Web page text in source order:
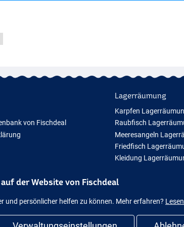
von Fischdeal
Lagerräumung
Karpfen
Raubfisch
Meeresangeln
Friedfisch
Kleidung
der Website von Fischdeal
und persönlicher helfen zu können. Mehr erfahren?